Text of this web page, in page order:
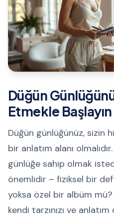
Düğün
Etmekle Başlayın
Düğün günlüğünüz, sizin
bir anlatım alanı
günlüğe sahip olmak
önemlidir – fiziksel bir
yoksa özel bir albüm
kendi tarzınızı ve